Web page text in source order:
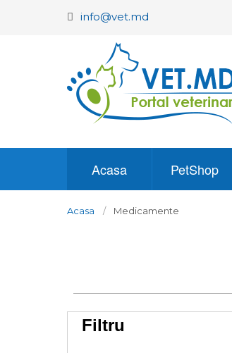
info@vet.md
Acasa PetShop
Acasa Medicamente
Filtru